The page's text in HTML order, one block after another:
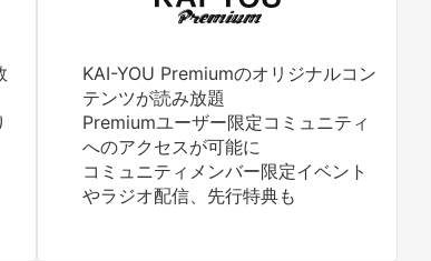
KAI-YOU Premiumのオリジナルコン
テンツが読み放題
Premiumユーザー限定コミュニティ
へのアクセスが可能に
コミュニティメンバー限定イベント
やラジオ配信、先行特典も